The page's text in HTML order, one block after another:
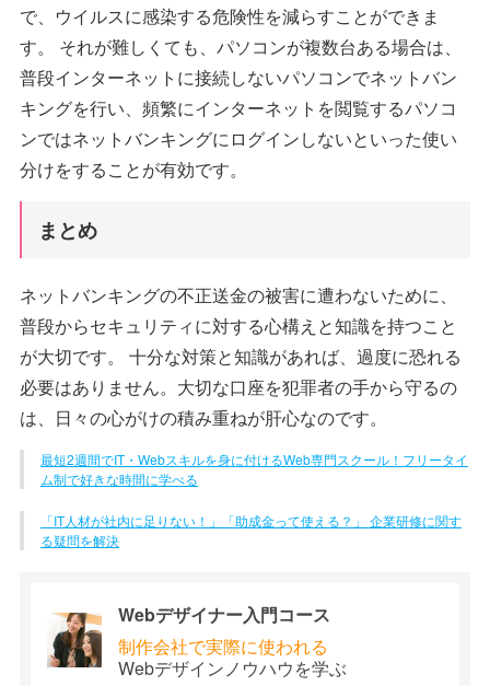
で、ウイルスに感染する危険性を減らすことができま
す。 それが難しくても、パソコンが複数台ある場合は、
普段インターネットに接続しないパソコンでネットバン
キングを行い、頻繁にインターネットを閲覧するパソコ
ンではネットバンキングにログインしないといった使い
分けをすることが有効です。
まとめ
ネットバンキングの不正送金の被害に遭わないために、
普段からセキュリティに対する心構えと知識を持つこと
が大切です。 十分な対策と知識があれば、過度に恐れる
必要はありません。大切な口座を犯罪者の手から守るの
は、日々の心がけの積み重ねが肝心なのです。
最短2週間でIT・Webスキルを身に付けるWeb専門スクール！フリータイ
ム制で好きな時間に学べる
「IT人材が社内に足りない！」「助成金って使える？」 企業研修に関す
る疑問を解決
Webデザイナー入門コース
制作会社で実際に使われる
Webデザインノウハウを学ぶ